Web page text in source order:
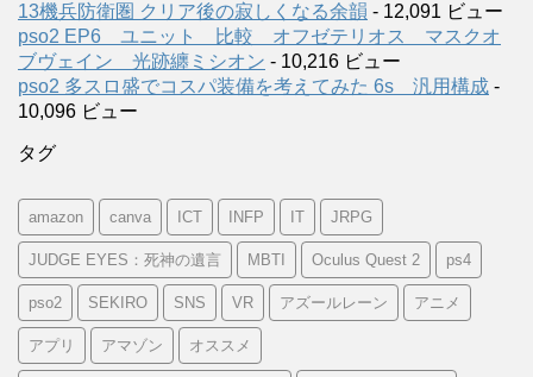
13機兵防衛圏 クリア後の寂しくなる余韻 - 12,091 ビュー
pso2 EP6 ユニット 比較 オフゼテリオス マスクオ
ブヴェイン 光跡纏ミシオン - 10,216 ビュー
pso2 多スロ盛でコスパ装備を考えてみた 6s 汎用構成 -
10,096 ビュー
タグ
amazon canva ICT INFP IT JRPG
JUDGE EYES：死神の遺言 MBTI Oculus Quest 2 ps4
pso2 SEKIRO SNS VR アズールレーン アニメ
アプリ アマゾン オススメ